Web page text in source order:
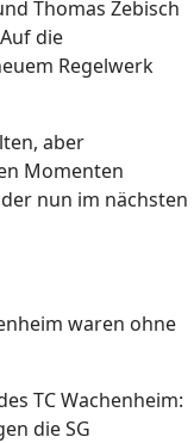
Thomas Zebisch
die
Regelwerk
aber
Momenten
der nun im nächsten
waren ohne
TC Wachenheim:
die SG